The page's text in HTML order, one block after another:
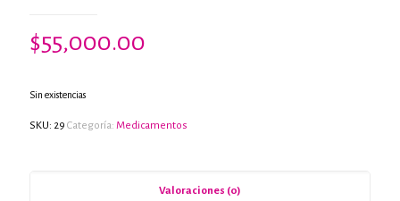
$55,000.00
Sin existencias
SKU: 29 Categoría: Medicamentos
Valoraciones (0)